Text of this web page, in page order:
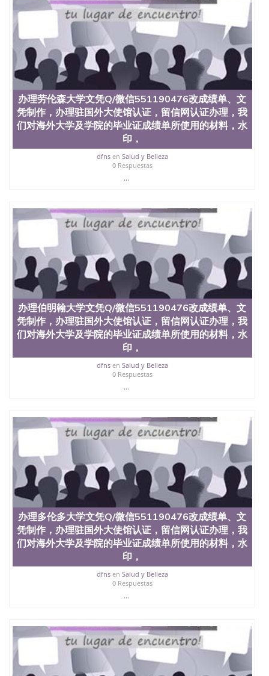
551190476 网上买文凭可靠吗QQ微信551190476买国
外文凭质量QQ微信551190476国外本科毕业证怎么办
理QQ微信551190476国外大学文凭真制作QQ微信
551190476办国外文凭可找工作QQ微信551190476国
外大学有毕业证QQ微信551190476办理国外毕业证价
格QQ微信551190476国外编号查询QQ微信551190476
办理国外文凭要交定金吗QQ微信551190476办国外可
查文凭QQ微信551190476网上购买真文凭可信吗QQ
微信551190476学士学位证书查询机构QQ微信
551190476 国外资格证书办理QQ微信551190476如何
办理学历认证QQ微信551190476海外文凭认证办理
QQ微信551190476 圣何塞州立大学（San Jose State
University, 又译为“圣荷西州立大学”）成立于1857
年，简称SJSU，是加州历史悠久的大学之一，也是美
西地区的公立大学之一。位于圣何塞市San Jose中
心，占地154公顷。它是一所位于加利福尼亚州的著
教育质量，被《福克斯》杂志评选为全美50强公立综
合性大学，每年有来自世界各地的成百上千的海外学
生前往求学。 至今，这是一所在世界上享有学术地
位、声誉、实习机会和影响力的高等教育机构，并获
誉为美国本科教育质量的核心代表。其计算机系与会
计系更是在当今美国大学教学排名中表现优异。其毕
业生大多可以在其所处地域的世界硅谷中心得到工作
机会。许多硅谷公司甚至在学生大三和大四的学期提
供许多相应科系的实习机会。无论是加州大学系统
(UC)，还是加州州立大学系统(CSU), 圣何塞州立大学
都占据着加州所有大学中的地理位置。 圣何塞州立大
学座落于硅谷(Silicon Valley), 于附近的旧金山-圣何塞
地区为全美的重要科技中心。约有学生三万人，超过
134种学士学科和65个硕士学科，并有来自世界60余
国的学生来此就读。其有名的科系如计算机科学，电
二、办理流程： 1、收集客户办理信息； 2、客户付
定金下单； 3、公司确认到账转制作点做电子图；
4、电子图做好发给客户确认； 5、电子图确认好转成
品部做成品； 6、成品做好拍照或者视频确认再付余
款； 7、快递给客户（国内顺丰，国外DHL）。 三、
真实网上可查的证明材料 1、教育部学历学位认证，
留服真实存档可查，存档。 2、留学回国人员证明
（使馆认证），使馆网站真实存档可查。 3、留信网
真实可查认证办理，存档可查，终身受用。 四、办理
流程农业科学院、艺术与建筑学院、商学院、交流学
院、地球及物质科学院、教育学院、工程学院、健康
与人类发展学院、信息工程与科学学院、人文学院、
护理学院、科学学院等。学校的教育学院排名在全美
前十名，工学院排名在前十五名，且继续攀升中。纽
约大学为学生们提供本科、硕士及博士学位。学校的
专业课程包括：会计学、MBA、财务、教育、建筑工
程、经济、医学、护理、文学、音乐、生物学、统计
制、历史、电气工程、生物工程、建筑设计、工商管
理、材料科学、机械工程、航天工程、土木工程、数
学、化学、英语、社会科学、心理学、戏剧、市场营
销、机械工程、计算机科学、物理学、人工智能、商
科、金融专业 1、客户提供相关材料，确定客户办理
办理劳伦森大学文凭Q/微信551190476改成绩单、文
凭制作，办理驻国外大使馆认证，留信网认证办理，我
们对海外大学及学院的毕业证成绩单所使用的材料，水
印，
dfnsen Salud y Belleza
0 Respuestas
...
办理伯明翰大学文凭Q/微信551190476改成绩单、文
凭制作，办理驻国外大使馆认证，留信网认证办理，我
们对海外大学及学院的毕业证成绩单所使用的材料，水
印，
dfnsen Salud y Belleza
0 Respuestas
...
办理多伦多大学文凭Q/微信551190476改成绩单、文
凭制作，办理驻国外大使馆认证，留信网认证办理，我
们对海外大学及学院的毕业证成绩单所使用的材料，水
印，
dfnsen Salud y Belleza
0 Respuestas
...